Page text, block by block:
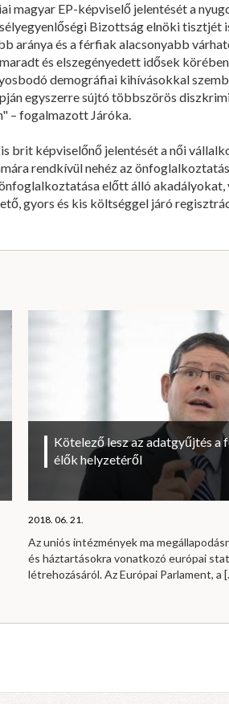
magyar EP-képviselő jelentését a
Bizottság elnöki tisztjét
aránya és a férfiak alacsonyabb
és elszegényedett idősek
demográfiai kihívásokkal
egyszerre sújtó többszörös
– fogalmazott Járóka.
brit képviselőnő jelentését a női
rendkívül nehéz az
előtt álló
gyors és kis költséggel járó
Kötelező lesz az adatgyűjtés a
élők helyzetéről
2018. 06. 21.
Az uniós intézmények ma
és háztartásokra vonatkozó európai
létrehozásáról. Az Európai Parlament, a